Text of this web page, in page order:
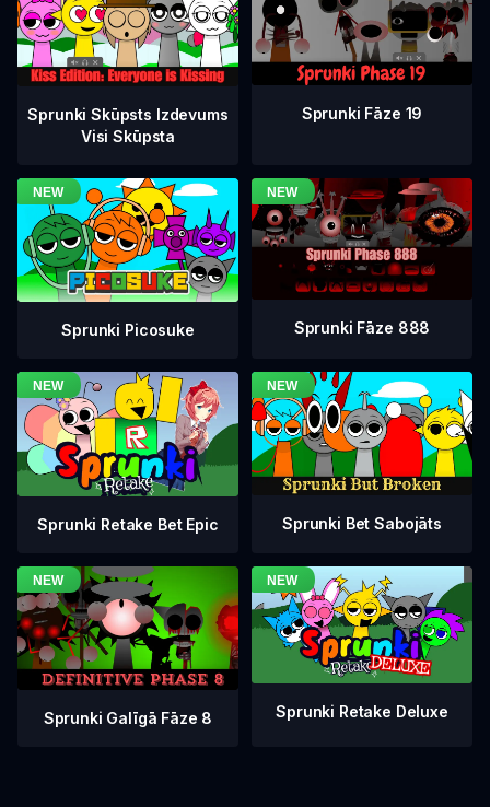
Sprunki Skūpsts Izdevums
Visi Skūpsta
Sprunki Fāze 19
Sprunki Picosuke Sprunki Fāze 888
Sprunki Retake Bet Epic Sprunki Bet Sabojāts
Sprunki Galīgā Fāze 8 Sprunki Retake Deluxe